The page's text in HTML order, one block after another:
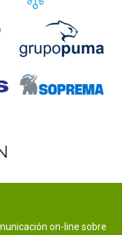
on-line sobre